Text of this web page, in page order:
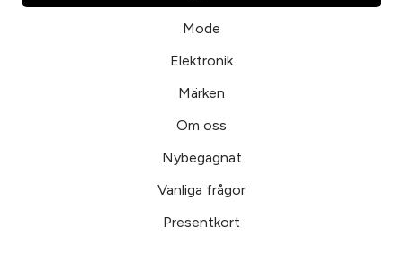
Mode
Elektronik
Märken
Om oss
Nybegagnat
Vanliga frågor
Presentkort